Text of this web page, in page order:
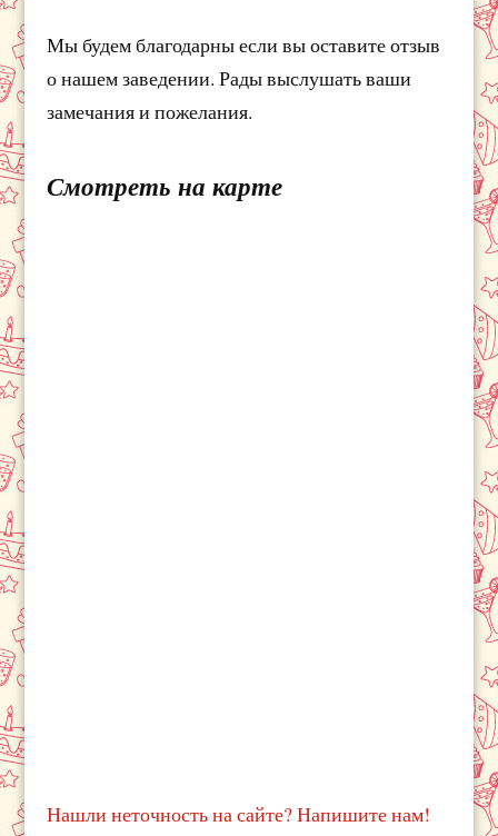
Мы будем благодарны если вы оставите отзыв
о нашем заведении. Рады выслушать ваши
замечания и пожелания.
Смотреть на карте
Нашли неточность на сайте? Напишите нам!